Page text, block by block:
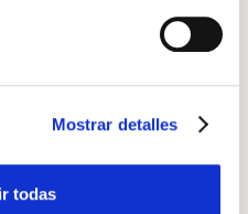
Mostrar detalles
todas
de servicios para los que se